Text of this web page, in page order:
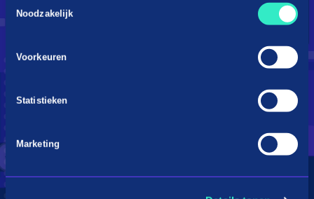
Noodzakelijk
Voorkeuren
Statistieken
Marketing
Droom je van een kingsize